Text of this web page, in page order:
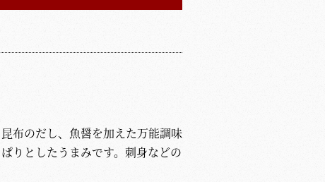
布のだし、魚醤を加えた万能調味
りとしたうまみです。刺身などの